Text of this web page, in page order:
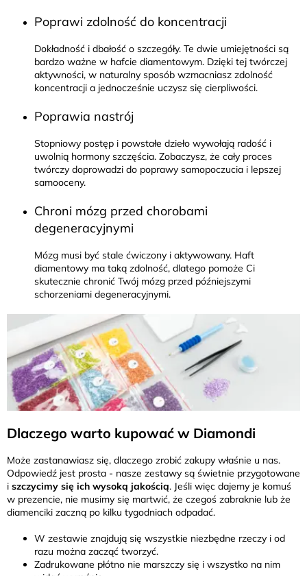
Poprawi zdolność do koncentracji
Dokładność i dbałość o szczegóły. Te dwie umiejętności są
bardzo ważne w hafcie diamentowym. Dzięki tej twórczej
aktywności, w naturalny sposób wzmacniasz zdolność
koncentracji a jednocześnie uczysz się cierpliwości.
Poprawia nastrój
Stopniowy postęp i powstałe dzieło wywołają radość i
uwolnią hormony szczęścia. Zobaczysz, że cały proces
twórczy doprowadzi do poprawy samopoczucia i lepszej
samooceny.
Chroni mózg przed chorobami
degeneracyjnymi
Mózg musi być stale ćwiczony i aktywowany. Haft
diamentowy ma taką zdolność, dlatego pomoże Ci
skutecznie chronić Twój mózg przed późniejszymi
schorzeniami degeneracyjnymi.
Dlaczego warto kupować w Diamondi
Może zastanawiasz się, dlaczego zrobić zakupy właśnie u nas.
Odpowiedź jest prosta - nasze zestawy są świetnie przygotowane
i szczycimy się ich wysoką jakością. Jeśli więc dajemy je komuś
w prezencie, nie musimy się martwić, że czegoś zabraknie lub że
diamenciki zaczną po kilku tygodniach odpadać.
W zestawie znajdują się wszystkie niezbędne rzeczy i od
razu można zacząć tworzyć.
Zadrukowane płótno nie marszczy się i wszystko na nim